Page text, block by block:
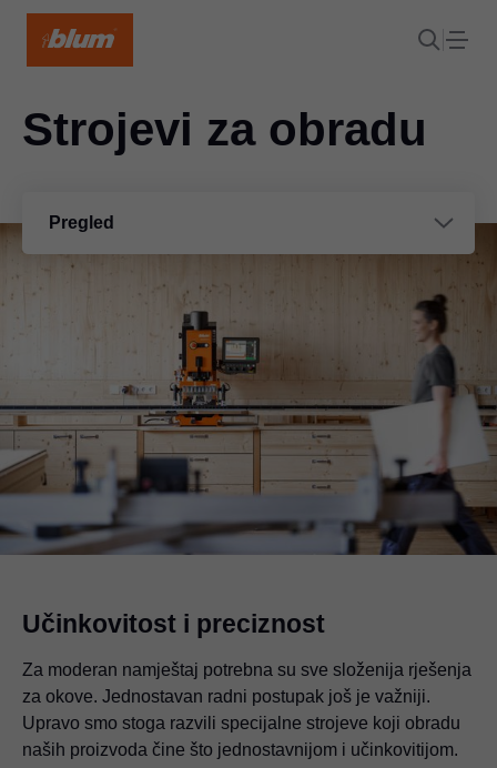
Pregled
Strojevi za obradu
Učinkovitost i preciznost
Za moderan namještaj potrebna su sve složenija rješenja
za okove. Jednostavan radni postupak još je važniji.
Upravo smo stoga razvili specijalne strojeve koji obradu
naših proizvoda čine što jednostavnijom i učinkovitijom.